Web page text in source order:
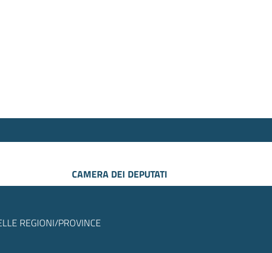
CAMERA DEI DEPUTATI
REGIONI/PROVINCE